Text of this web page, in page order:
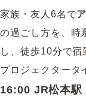
家族・友人6名で
の過ごし方を、時
し、徒歩10分で
プロジェクタータ
16:00 JR松本